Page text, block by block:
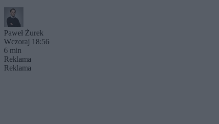
Paweł Żurek
Wczoraj 18:56
6 min
Reklama
Reklama